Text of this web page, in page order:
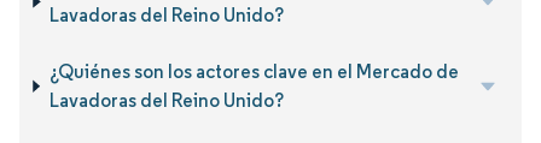
Lavadoras del Reino Unido?
¿Quiénes son los actores clave en el Mercado de
Lavadoras del Reino Unido?